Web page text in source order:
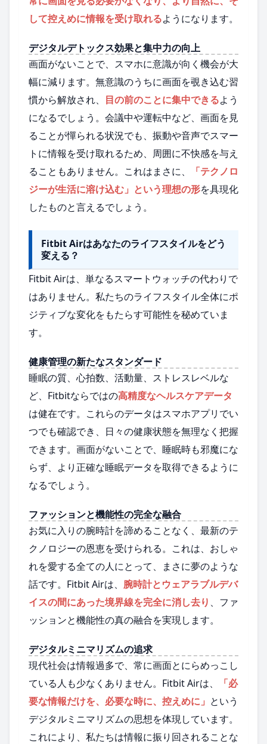
して控えめに情報を受け取れるようになります。
デジタルデトックス効果と集中力の向上
画面がないことで、スマホに意識が向く機会が大
幅に減ります。無意識のうちに画面を覗き込む習
慣から解放され、 目の前のことに集中できるよう
になるでしょう。会議中や運転中など、画面を見
ることが憚られる状況でも、振動や音声でスマー
トに情報を受け取れるため、周囲に不快感を与え
ることもありません。これはまさに、
「テクノロ
ジーが生活に溶け込む」という理想の形を具現化
したものと言えるでしょう。
Fitbit Airはあなたのライフスタイルをどう
変える？
Fitbit Airは、単なるスマートウォッチの代わりで
はありません。私たちのライフスタイル全体にポ
ジティブな変化をもたらす可能性を秘めていま
す。
健康管理の新たなスタンダード
睡眠の質、心拍数、活動量、ストレスレベルな
ど、Fitbitならではの高精度なヘルスケアデータ
は健在です。これらのデータはスマホアプリでい
つでも確認でき、日々の健康状態を無理なく把握
できます。画面がないことで、睡眠時も邪魔にな
らず、より正確な睡眠データを取得できるように
なるでしょう。
ファッションと機能性の完全な融合
お気に入りの腕時計を諦めることなく、最新のテ
クノロジーの恩恵を受けられる。これは、おしゃ
れを愛する全ての人にとって、まさに夢のような
話です。Fitbit Airは、 腕時計とウェアラブルデバ
イスの間にあった境界線を完全に消し去り 、ファ
ッションと機能性の真の融合を実現します。
デジタルミニマリズムの追求
現代社会は情報過多で、常に画面とにらめっこし
ている人も少なくありません。Fitbit Airは、
「必
要な情報だけを、必要な時に、控えめに」 という
デジタルミニマリズムの思想を体現しています。
これにより、私たちは情報に振り回されることな